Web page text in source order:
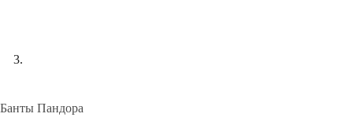
Банты Пандора